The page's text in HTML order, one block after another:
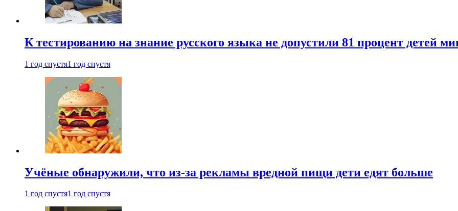
К тестированию на знание русского языка не допустили 81 процент детей
1 год спустя1 год спустя
Учёные обнаружили, что из-за рекламы вредной пищи дети едят больше
1 год спустя1 год спустя